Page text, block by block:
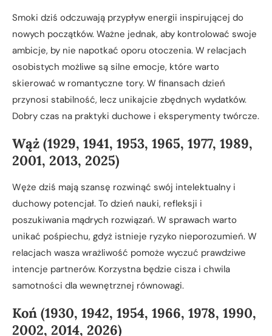
Smoki dziś odczuwają przypływ energii inspirującej do
nowych początków. Ważne jednak, aby kontrolować swoje
ambicje, by nie napotkać oporu otoczenia. W relacjach
osobistych możliwe są silne emocje, które warto
skierować w romantyczne tory. W finansach dzień
przynosi stabilność, lecz unikajcie zbędnych wydatków.
Dobry czas na praktyki duchowe i eksperymenty twórcze.
Wąż (1929, 1941, 1953, 1965, 1977, 1989,
2001, 2013, 2025)
Węże dziś mają szansę rozwinąć swój intelektualny i
duchowy potencjał. To dzień nauki, refleksji i
poszukiwania mądrych rozwiązań. W sprawach warto
unikać pośpiechu, gdyż istnieje ryzyko nieporozumień. W
relacjach wasza wrażliwość pomoże wyczuć prawdziwe
intencje partnerów. Korzystna będzie cisza i chwila
samotności dla wewnętrznej równowagi.
Koń (1930, 1942, 1954, 1966, 1978, 1990,
2002, 2014, 2026)